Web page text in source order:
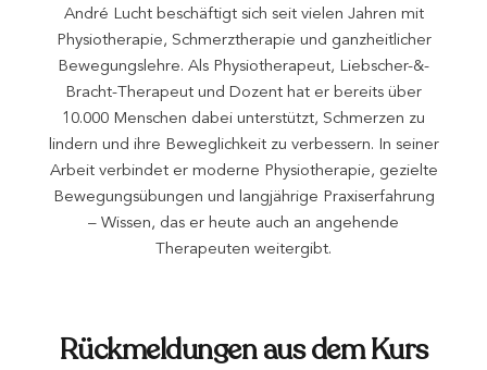
André Lucht beschäftigt sich seit vielen Jahren mit
Physiotherapie, Schmerztherapie und ganzheitlicher
Bewegungslehre. Als Physiotherapeut, Liebscher-&-
Bracht-Therapeut und Dozent hat er bereits über
10.000 Menschen dabei unterstützt, Schmerzen zu
lindern und ihre Beweglichkeit zu verbessern. In seiner
Arbeit verbindet er moderne Physiotherapie, gezielte
Bewegungsübungen und langjährige Praxiserfahrung
– Wissen, das er heute auch an angehende
Therapeuten weitergibt.
Rückmeldungen aus dem Kurs